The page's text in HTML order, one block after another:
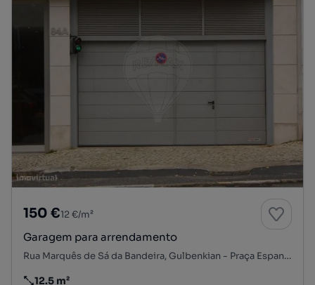
150 €12 €/m²
Garagem para arrendamento
Rua Marquês de Sá da Bandeira, Gulbenkian - Praça Espanha, Avenidas Novas, Lisboa, Lisboa
12.5 m²